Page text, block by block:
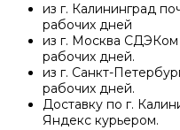
из г. Калининград
рабочих дней
из г. Москва
рабочих дней.
из г. Санкт-
рабочих дней.
Доставку по г.
Яндекс курьером.